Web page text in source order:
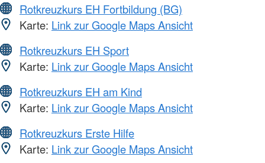
Rotkreuzkurs EH Fortbildung (BG)
Karte: Link zur Google Maps Ansicht
Rotkreuzkurs EH Sport
Karte: Link zur Google Maps Ansicht
Rotkreuzkurs EH am Kind
Karte: Link zur Google Maps Ansicht
Rotkreuzkurs Erste Hilfe
Karte: Link zur Google Maps Ansicht